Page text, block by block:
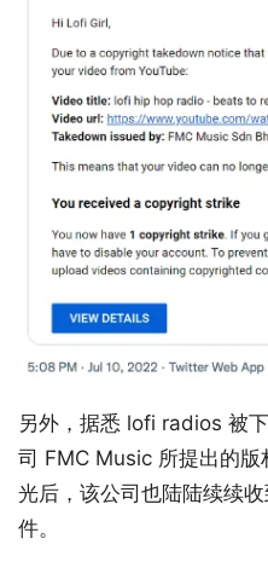
另外，据悉 lofi radios 被
司 FMC Music 所提出的版
光后，该公司也陆陆续续
件。